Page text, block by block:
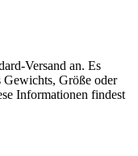
Versand an. Es
Größe oder
Informationen findest